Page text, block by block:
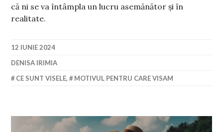
că ni se va întâmpla un lucru asemănător și în
realitate.
12 IUNIE 2024
DENISA IRIMIA
CE SUNT VISELE, MOTIVUL PENTRU CARE VISAM